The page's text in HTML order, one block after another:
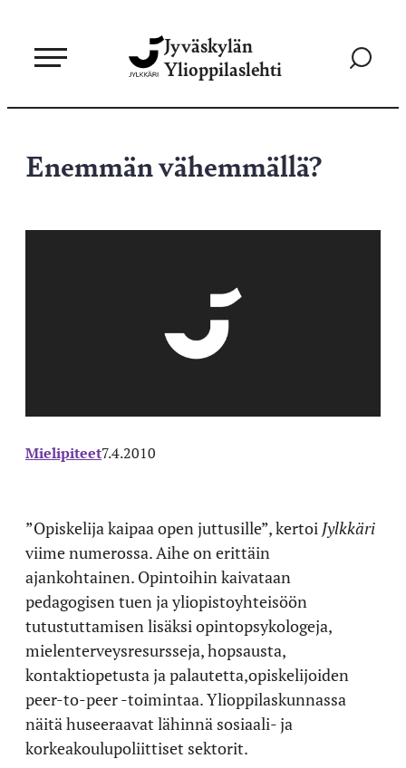
sisältöön
Jyväskylän
Ylioppilaslehti
Siirry
Enemmän vähemmällä?
Mielipiteet7.4.2010
”Opiskelija kaipaa open juttusille”, kertoi Jylkkäri
viime numerossa. Aihe on erittäin
ajankohtainen. Opintoihin kaivataan
pedagogisen tuen ja yliopistoyhteisöön
tutustuttamisen lisäksi opintopsykologeja,
mielenterveysresursseja, hopsausta,
kontaktiopetusta ja palautetta,opiskelijoiden
peer-to-peer -toimintaa. Ylioppilaskunnassa
näitä huseeraavat lähinnä sosiaali- ja
korkeakoulupoliittiset sektorit.